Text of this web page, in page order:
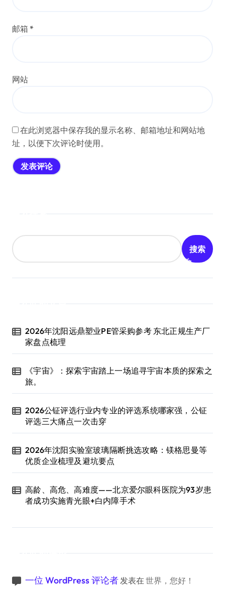
邮箱 *
网站
在此浏览器中保存我的显示名称、邮箱地址和网站地
址，以便下次评论时使用。
搜索
2026年沈阳远鼎塑业PE管采购参考 东北正规生产厂
家盘点梳理
《宇宙》：探索宇宙踏上一场追寻宇宙本质的探索之
旅。
2026公钲评选行业内专业的评选系统哪家强，公钲
评选三大痛点一次击穿
2026年沈阳实验室玻璃隔断挑选攻略：镁格思曼等
优质企业梳理及避坑要点
高龄、高危、高难度——北京爱尔眼科医院为93岁患
者成功实施青光眼+白内障手术
一位 WordPress 评论者发表在 世界，您好！